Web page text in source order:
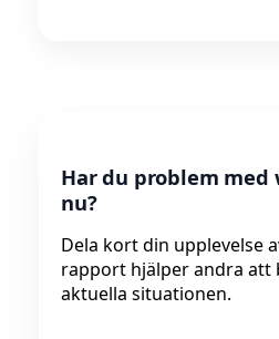
Har du problem med
nu?
Dela kort din upplevelse
rapport hjälper andra att
aktuella situationen.